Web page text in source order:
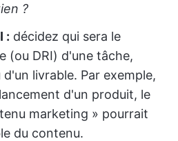
?
: décidez qui sera le
(ou DRI) d'une tâche,
livrable. Par exemple,
d'un produit, le
marketing » pourrait
du contenu.